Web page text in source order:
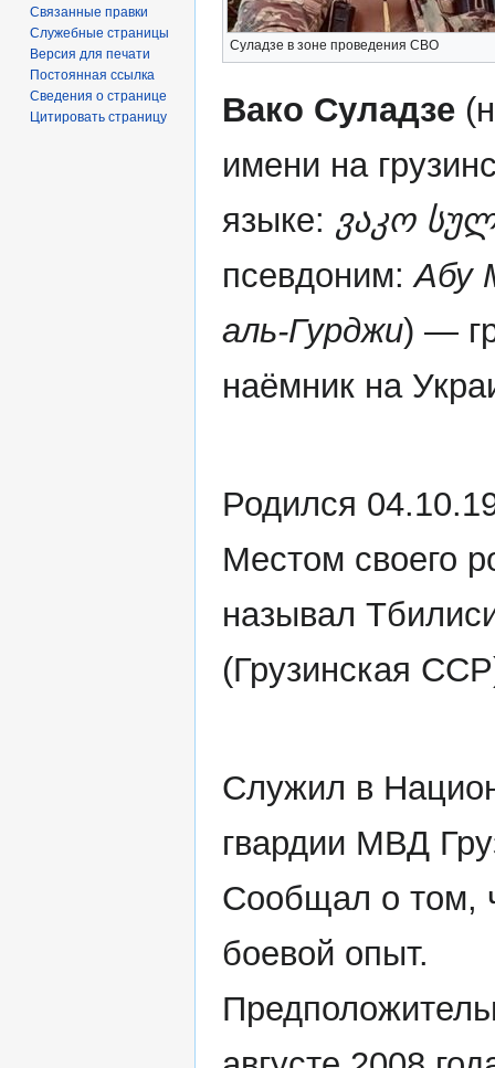
Суладзе в зоне проведения СВО
Вако Суладзе
имени на
языке: ვაკო
псевдоним:Абу
аль-Гурджи) —
наёмник на
Родился
Местом своего
называл
(Грузинская
Служил в
гвардии МВД
Сообщал о том,
боевой опыт.
Связанные правки
Служебные страницы
Версия для печати
Постоянная ссылка
Сведения о странице
Цитировать страницу